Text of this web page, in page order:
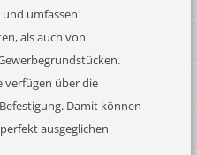
umfassen
als auch von
verfügen über die
Damit können
ausgeglichen